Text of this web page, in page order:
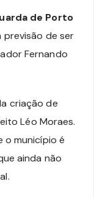
de Porto
previsão de ser
Fernando
criação de
Léo Moraes.
o município é
ainda não